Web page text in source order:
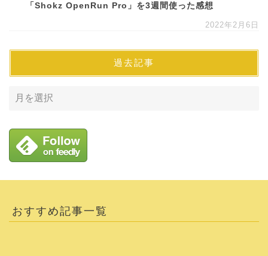
「Shokz OpenRun Pro」を3週間使った感想
2022年2月6日
過去記事
おすすめ記事一覧